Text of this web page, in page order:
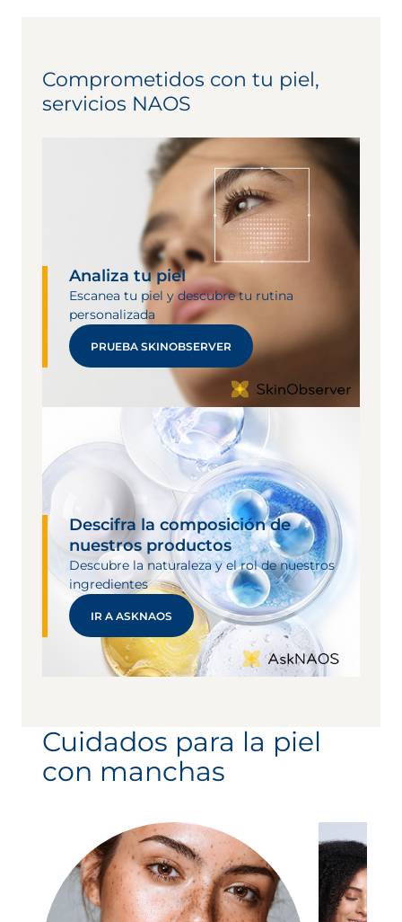
Comprometidos con tu piel,
servicios NAOS
Analiza tu piel
Escanea tu piel y descubre tu rutina
personalizada
PRUEBA SKINOBSERVER
Descifra la composición de
nuestros productos
Descubre la naturaleza y el rol de nuestros
ingredientes
IR A ASKNAOS
Cuidados para la piel
con manchas